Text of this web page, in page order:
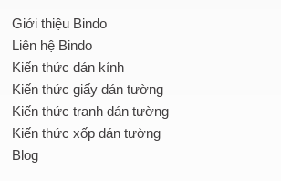
Giới thiệu Bindo
Liên hệ Bindo
Kiến thức dán kính
Kiến thức giấy dán tường
Kiến thức tranh dán tường
Kiến thức xốp dán tường
Blog